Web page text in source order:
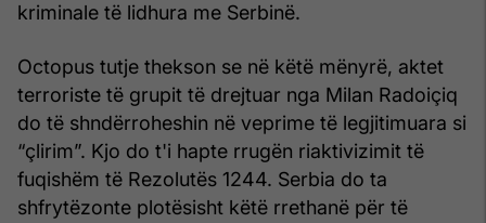
kriminale të lidhura me Serbinë.
Octopus tutje thekson se në këtë mënyrë, aktet
terroriste të grupit të drejtuar nga Milan Radoiçiq
do të shndërroheshin në veprime të legjitimuara si
“çlirim”. Kjo do t'i hapte rrugën riaktivizimit të
fuqishëm të Rezolutës 1244. Serbia do ta
shfrytëzonte plotësisht këtë rrethanë për të